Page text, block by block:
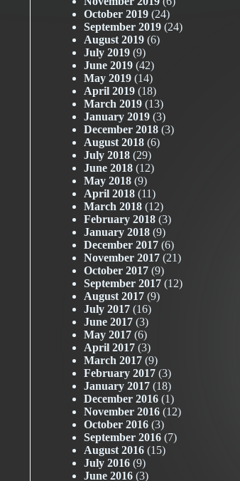
October 2019(24)
September 2019(24)
August 2019(6)
July 2019(9)
June 2019(42)
May 2019(14)
April 2019(18)
March 2019(13)
January 2019(3)
December 2018(3)
August 2018(6)
July 2018(29)
June 2018(12)
May 2018(9)
April 2018(11)
March 2018(12)
February 2018(3)
January 2018(9)
December 2017(6)
November 2017(21)
October 2017(9)
September 2017(12)
August 2017(9)
July 2017(16)
June 2017(3)
May 2017(6)
April 2017(3)
March 2017(9)
February 2017(3)
January 2017(18)
December 2016(1)
November 2016(12)
October 2016(3)
September 2016(7)
August 2016(15)
July 2016(9)
June 2016(3)